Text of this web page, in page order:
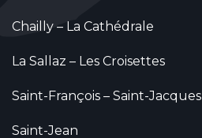
Chailly – La Cathédrale
La Sallaz – Les Croisettes
Saint-François – Saint-Jacques
Saint-Jean